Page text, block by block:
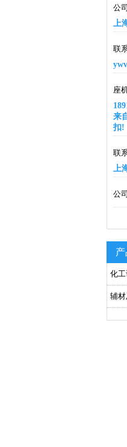
公
上
联
座
来
扣!
联
上
公
化
辅